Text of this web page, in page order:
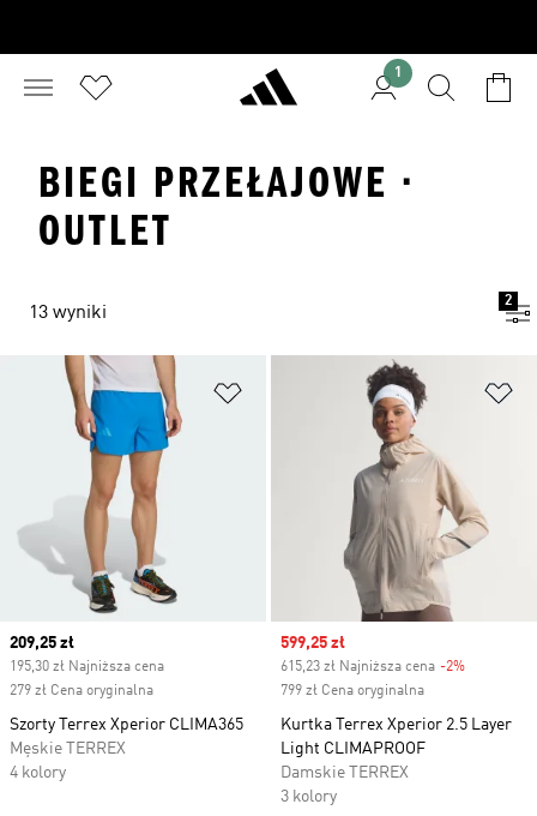
1
BIEGI PRZEŁAJOWE ·
OUTLET
13 wyniki
2
Dodaj do listy życzeń
Current price
209,25 zł
195,30 zł Najniższa cena
279 zł Cena oryginalna
Szorty Terrex Xperior CLIMA365
Męskie TERREX
4 kolory
Sale price
599,25 zł
615,23 zł Najniższa cena -2%
799 zł Cena oryginalna
Kurtka Terrex Xperior 2.5 Layer
Light CLIMAPROOF
Damskie TERREX
3 kolory